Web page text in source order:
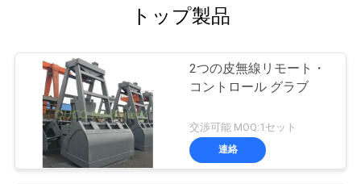
トップ製品
2つの皮無線リモート・
コントロール グラブ
交渉可能 MOQ:1セット
連絡